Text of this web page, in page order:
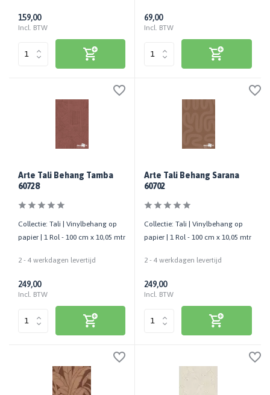
159,00
Incl. BTW
69,00
Incl. BTW
Arte Tali Behang Tamba
60728
Collectie: Tali | Vinylbehang op
papier | 1 Rol - 100 cm x 10,05 mtr
2 - 4 werkdagen levertijd
249,00
Incl. BTW
Arte Tali Behang Sarana
60702
Collectie: Tali | Vinylbehang op
papier | 1 Rol - 100 cm x 10,05 mtr
2 - 4 werkdagen levertijd
249,00
Incl. BTW